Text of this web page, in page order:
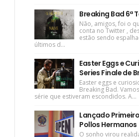
Breaking Bad 6ª
Não, amigos, foi o
conta no Twitter ,
estão sendo
últimos d...
Easter Eggs e
Series Finale de
Easter eggs e
Breaking Bad.
série que estiveram escondidos. A...
Lançado
Pollos Hermanos
O sonho virou